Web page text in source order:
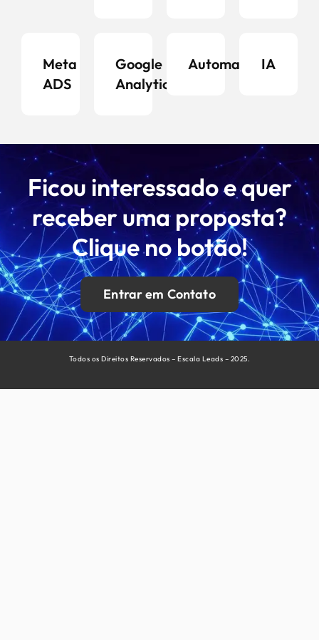
Meta
ADS
Google
Analytics
AutomaçãoIA
Ficou interessado e quer
receber uma proposta?
Clique no botão!
Entrar em Contato
Todos os Direitos Reservados – Escala Leads – 2025.